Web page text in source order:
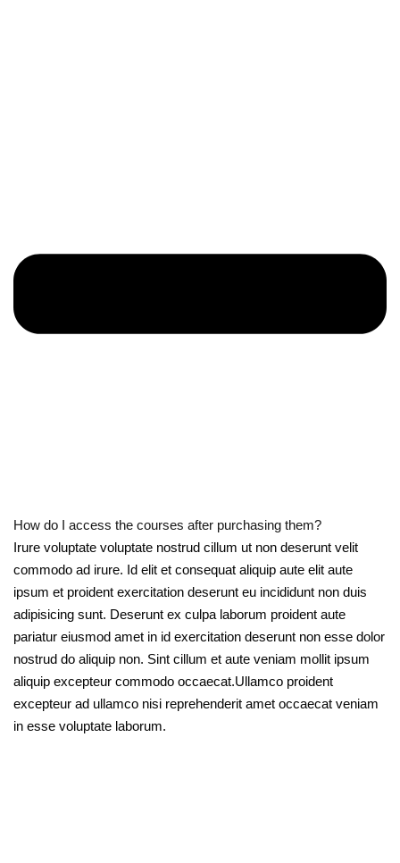
How do I access the courses after purchasing them?
Irure voluptate voluptate nostrud cillum ut non deserunt velit
commodo ad irure. Id elit et consequat aliquip aute elit aute
ipsum et proident exercitation deserunt eu incididunt non duis
adipisicing sunt. Deserunt ex culpa laborum proident aute
pariatur eiusmod amet in id exercitation deserunt non esse dolor
nostrud do aliquip non. Sint cillum et aute veniam mollit ipsum
aliquip excepteur commodo occaecat.Ullamco proident
excepteur ad ullamco nisi reprehenderit amet occaecat veniam
in esse voluptate laborum.